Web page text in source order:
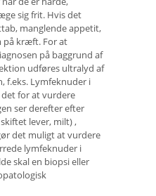
sig frit. Hvis det
manglende appetit,
på kræft. For at
på baggrund af
udføres ultralyd af
f.eks. Lymfeknuder i
for at vurdere
ser derefter efter
lever, milt) ,
det muligt at vurdere
lymfeknuder i
skal en biopsi eller